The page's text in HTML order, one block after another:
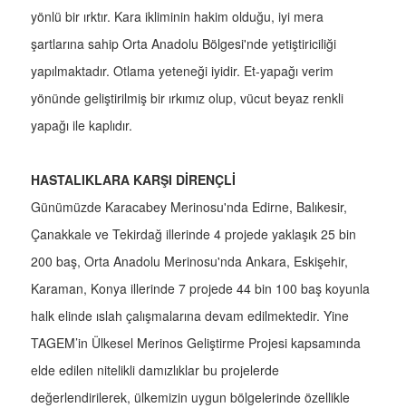
yönlü bir ırktır. Kara ikliminin hakim olduğu, iyi mera
şartlarına sahip Orta Anadolu Bölgesi'nde yetiştiriciliği
yapılmaktadır. Otlama yeteneği iyidir. Et-yapağı verim
yönünde geliştirilmiş bir ırkımız olup, vücut beyaz renkli
yapağı ile kaplıdır.
HASTALIKLARA KARŞI DİRENÇLİ
Günümüzde Karacabey Merinosu'nda Edirne, Balıkesir,
Çanakkale ve Tekirdağ illerinde 4 projede yaklaşık 25 bin
200 baş, Orta Anadolu Merinosu'nda Ankara, Eskişehir,
Karaman, Konya illerinde 7 projede 44 bin 100 baş koyunla
halk elinde ıslah çalışmalarına devam edilmektedir. Yine
TAGEM’in Ülkesel Merinos Geliştirme Projesi kapsamında
elde edilen nitelikli damızlıklar bu projelerde
değerlendirilerek, ülkemizin uygun bölgelerinde özellikle